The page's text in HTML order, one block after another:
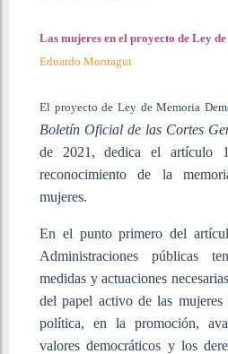
Las mujeres en el proyecto de Ley
Eduardo Montagut
El proyecto de Ley de Memoria
Boletín Oficial de las Cortes
de 2021, dedica el
reconocimiento de la
mujeres.
En el punto primero del
Administraciones públicas
medidas y actuaciones
del papel activo de las
política, en la promoción,
valores democráticos y los